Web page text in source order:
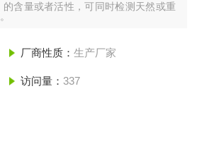
含量或者活性，可同时检测天然或重
厂商性质： 生产厂家
访问量： 337